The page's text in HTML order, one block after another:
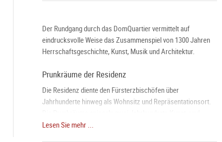
Der Rundgang durch das DomQuartier vermittelt auf
eindrucksvolle Weise das Zusammenspiel von 1300 Jahren
Herrschaftsgeschichte, Kunst, Musik und Architektur.
Prunkräume der Residenz
Die Residenz diente den Fürsterzbischöfen über
Jahrhunderte hinweg als Wohnsitz und Repräsentationsort.
Stilgeschichte von der Renaissance über den Barock bis zum
Lesen Sie mehr ...